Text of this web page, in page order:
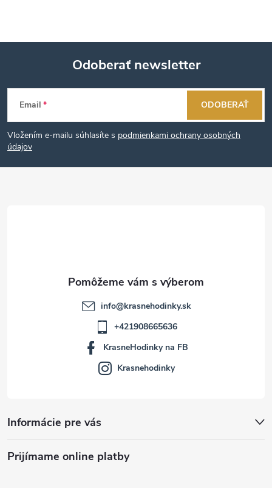
Z
á
p
Odoberať newsletter
Email
Vložením e-mailu súhlasíte s podmienkami ochrany osobných
údajov
ODOBERAŤ
Informácie pre vás
Prijímame online platby
info@krasnehodinky.sk
+421908665636
KrasneHodinky na FB
Krasnehodinky